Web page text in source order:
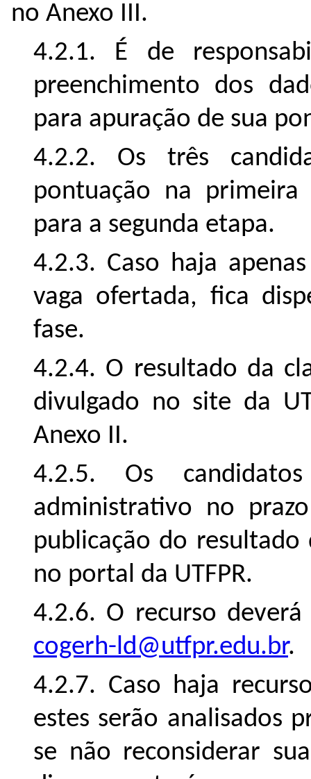
no Anexo III.
4.2.1. É de
preenchimento dos
para apuração de sua
4.2.2. Os três
pontuação na primeira
para a segunda etapa.
4.2.3. Caso haja
vaga ofertada, fica
fase.
4.2.4. O resultado da
divulgado no site da
Anexo II.
4.2.5. Os
administrativo no
publicação do resultado
no portal da UTFPR.
4.2.6. O recurso
cogerh-ld@utfpr.edu.br.
4.2.7. Caso haja
estes serão analisados
se não reconsiderar